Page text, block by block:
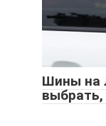
Шины на